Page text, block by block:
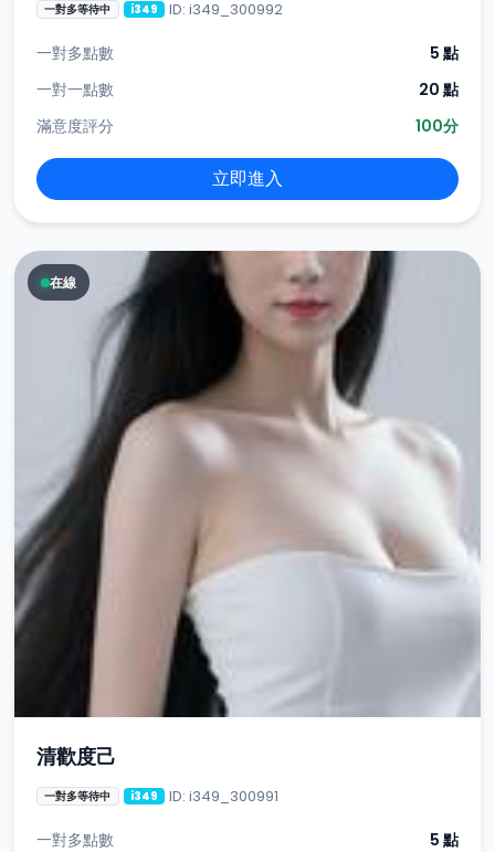
一對多等待中 i349 ID: i349_300992
一對多點數
5 點
一對一點數
20 點
滿意度評分
100分
立即進入
在線
清歡度己
一對多等待中 i349 ID: i349_300991
一對多點數
5 點